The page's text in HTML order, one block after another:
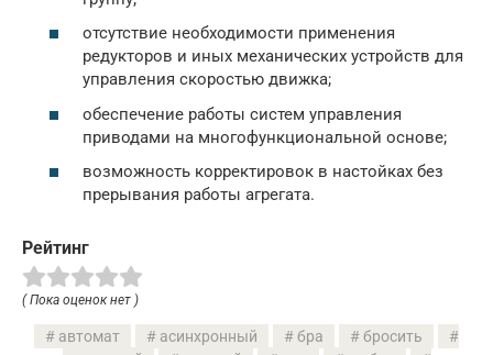
отсутствие необходимости применения
редукторов и иных механических устройств для
управления скоростью движка;
обеспечение работы систем управления
приводами на многофункциональной основе;
возможность корректировок в настойках без
прерывания работы агрегата.
Рейтинг
( Пока оценок нет )
автомат асинхронный бра
бросить